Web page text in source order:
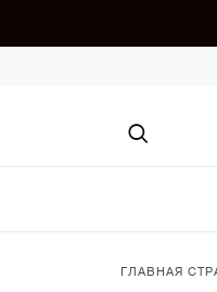
ГЛАВНАЯ